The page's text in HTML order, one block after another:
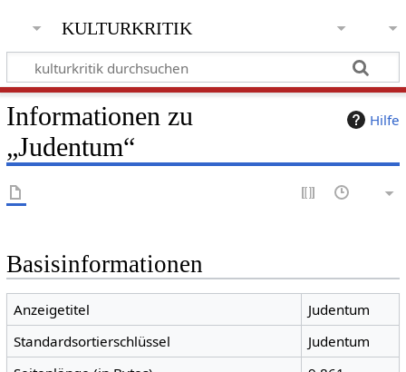
kulturkritik
Hilfe
Informationen zu
„Judentum“
Basisinformationen
Anzeigetitel
Judentum
Standardsortierschlüssel
Judentum